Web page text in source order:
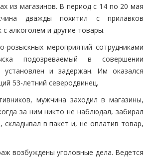
из магазинов. В период с 14 по 20 мая
дважды похитил с прилавков
алкоголем и другие товары.
розыскных мероприятий сотрудниками
подозреваемый в совершении
установлен и задержан. Им оказался
53-летний северодвинец.
мужчина заходил в магазины,
за ним никто не наблюдал, забирал
складывал в пакет и, не оплатив товар,
возбуждены уголовные дела. Ведется